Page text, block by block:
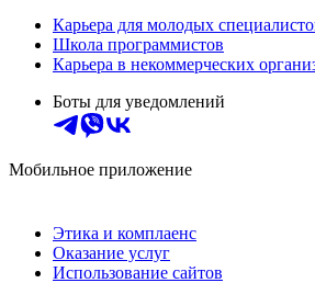
Карьера для молодых
Школа программистов
Карьера в некоммерческих
Боты для уведомлений
Мобильное приложение
Этика и комплаенс
Оказание услуг
Использование сайтов